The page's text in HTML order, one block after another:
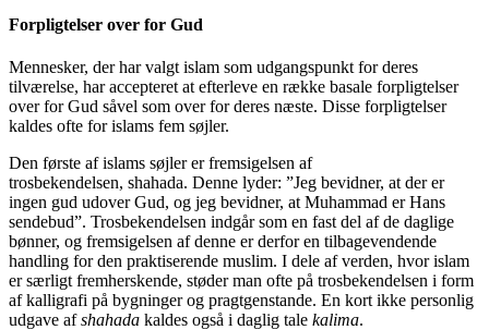
Forpligtelser over for Gud
Mennesker, der har valgt islam som udgangspunkt for deres
tilværelse, har accepteret at efterleve en række basale forpligtelser
over for Gud såvel som over for deres næste. Disse forpligtelser
kaldes ofte for islams fem søjler.
Den første af islams søjler er fremsigelsen af
trosbekendelsen, shahada. Denne lyder: ”Jeg bevidner, at der er
ingen gud udover Gud, og jeg bevidner, at Muhammad er Hans
sendebud”. Trosbekendelsen indgår som en fast del af de daglige
bønner, og fremsigelsen af denne er derfor en tilbagevendende
handling for den praktiserende muslim. I dele af verden, hvor islam
er særligt fremherskende, støder man ofte på trosbekendelsen i form
af kalligrafi på bygninger og pragtgenstande. En kort ikke personlig
udgave afshahada kaldes også i daglig tale kalima.